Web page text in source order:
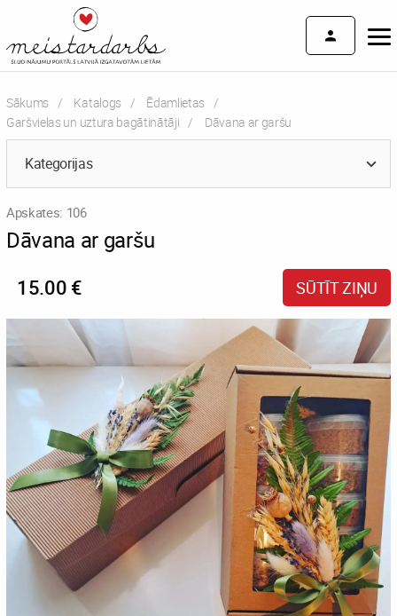
Sākums Katalogs
Ēdamlietas
Garšvielas un uztura bagātinātāji
Current:
Dāvana ar garšu
Kategorijas
Apskates: 106
Dāvana ar garšu
15.00 € SŪTĪT ZIŅU